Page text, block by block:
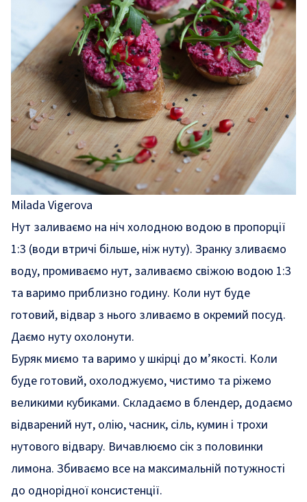
Milada Vigerova
Нут заливаємо на ніч холодною водою в пропорції
1:3 (води втричі більше, ніж нуту). Зранку зливаємо
воду, промиваємо нут, заливаємо свіжою водою 1:3
та варимо приблизно годину. Коли нут буде
готовий, відвар з нього зливаємо в окремий посуд.
Даємо нуту охолонути.
Буряк миємо та варимо у шкірці до м’якості. Коли
буде готовий, охолоджуємо, чистимо та ріжемо
великими кубиками. Складаємо в блендер, додаємо
відварений нут, олію, часник, сіль, кумин і трохи
нутового відвару. Вичавлюємо сік з половинки
лимона. Збиваємо все на максимальній потужності
до однорідної консистенції.